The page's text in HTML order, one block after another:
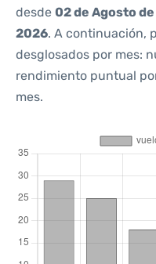
desde 02 de Agosto
2026. A continuación,
desglosados por mes:
rendimiento puntual
mes.